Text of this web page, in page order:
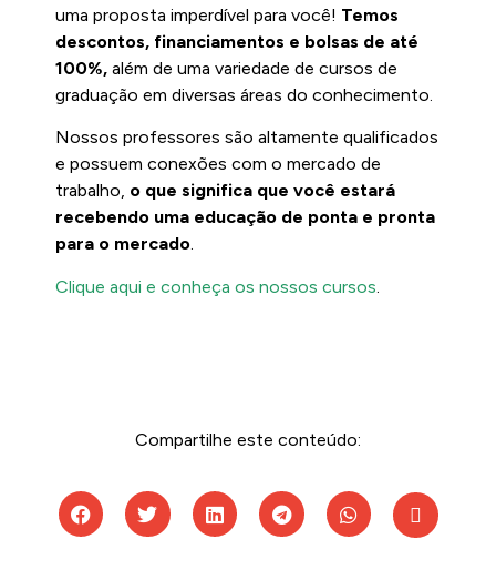
uma proposta imperdível para você! Temos
descontos, financiamentos e bolsas de até
100%, além de uma variedade de cursos de
graduação em diversas áreas do conhecimento.
Nossos professores são altamente qualificados
e possuem conexões com o mercado de
trabalho, o que significa que você estará
recebendo uma educação de ponta e pronta
para o mercado.
Clique aqui e conheça os nossos cursos
Compartilhe este conteúdo: